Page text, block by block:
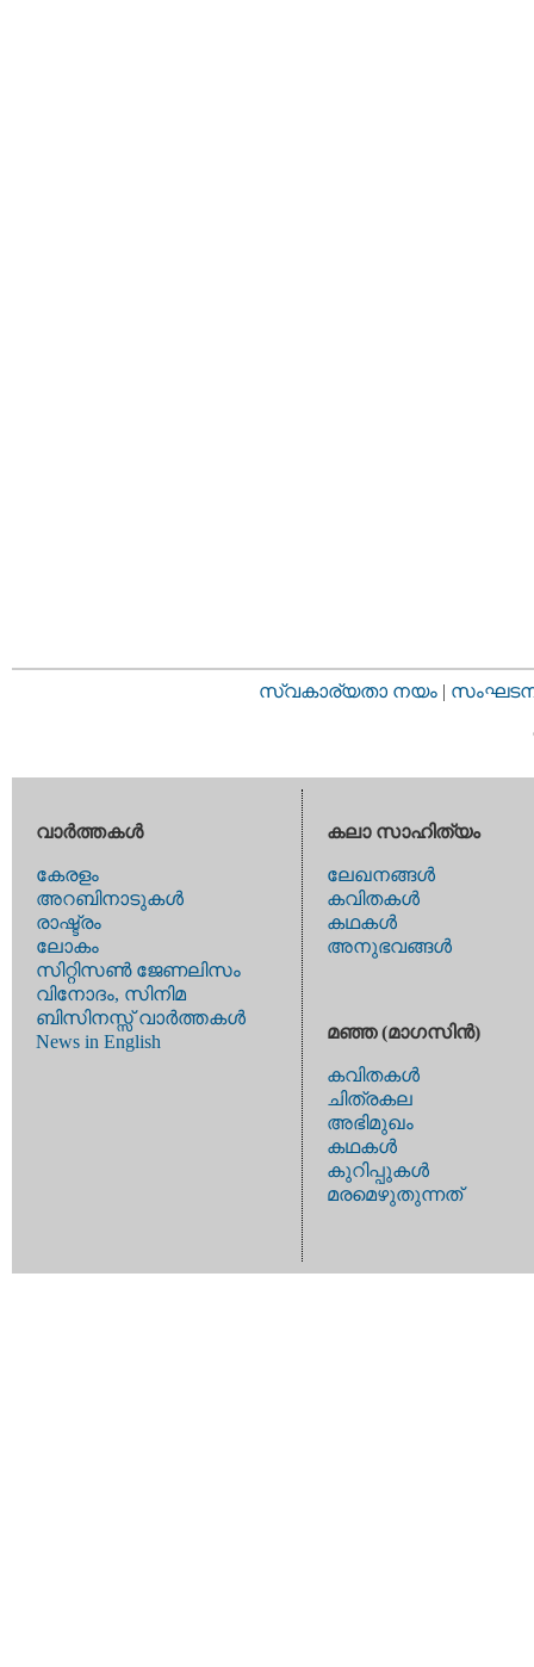
സ്വകാര്യതാ നയം |
വാര്‍ത്തകള്‍
കേരളം
അറബിനാടുകള്‍
രാഷ്ട്രം
ലോകം
സിറ്റിസണ്‍ ജേണലിസം
വിനോദം, സിനിമ
ബിസിനസ്സ് വാര്‍ത്തകള്‍
News in English
കലാ സാഹിത്യം
ലേഖനങ്ങള്‍
കവിതകള്‍
കഥകള്‍
അനുഭവങ്ങള്‍
മഞ്ഞ (മാഗസിന്‍)
കവിതകള്‍
ചിത്രകല
അഭിമുഖം
കഥകള്‍
കുറിപ്പുകള്‍
മരമെഴുതുന്നത്